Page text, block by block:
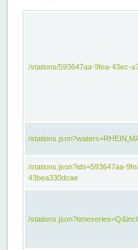
/stations/593647aa-9fea-43ec-
/
/stations.json?ids=593647aa-
43bea330dcae
/